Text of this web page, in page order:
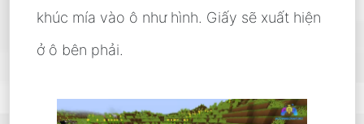
khúc mía vào ô như hình. Giấy sẽ xuất hiện
ở ô bên phải.